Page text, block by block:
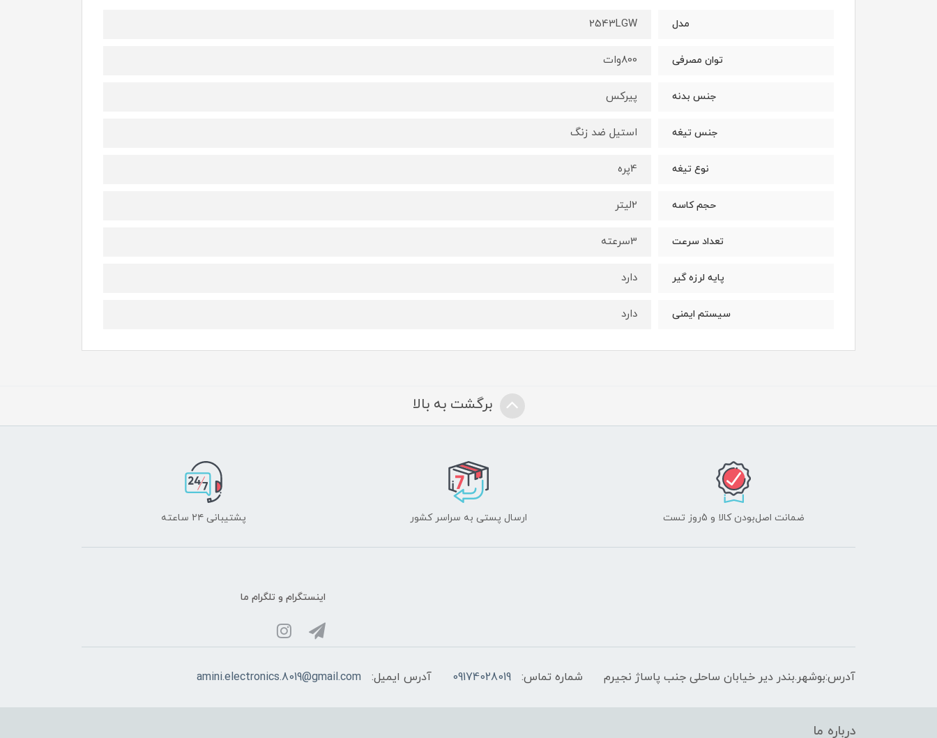
مدل 2543LGW
توان مصرفی 800وات
جنس بدنه پیرکس
جنس تیغه استیل ضد زنگ
نوع تیغه 4پره
حجم کاسه 2لیتر
تعداد سرعت 3سرعته
پایه لرزه گیر دارد
سیستم ایمنی دارد
برگشت به بالا
ضمانت اصل‌بودن کالا و 5روز تست ارسال پستی به سراسر کشور پشتیبانی ۲۴ ساعته
اینستگرام و تلگرام ما
آدرس:بوشهر.بندر دیر خیابان ساحلی جنب پاساژ نجیرم شماره تماس: 09174028019 آدرس ایمیل: amini.electronics.8019@gmail.com
درباره ما